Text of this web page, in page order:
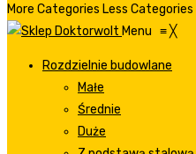
More Categories Less Categories
Menu ≡╳
Rozdzielnie budowlane
Małe
Średnie
Duże